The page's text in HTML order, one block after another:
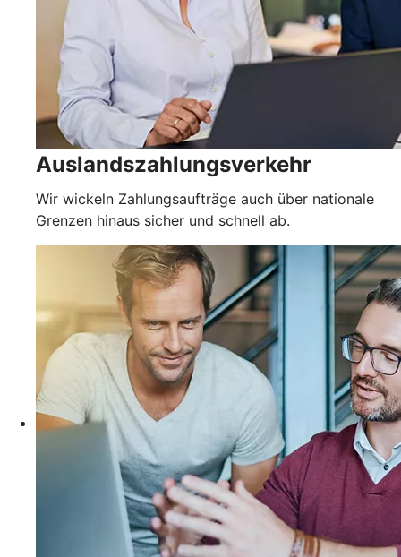
Auslandszahlungsverkehr
Wir wickeln Zahlungsaufträge auch über nationale
Grenzen hinaus sicher und schnell ab.